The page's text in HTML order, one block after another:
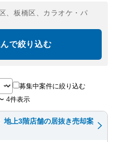
、板橋区、カラオケ・パ
で絞り込む
募集中案件に絞り込む
4件表示
地上3階店舗の居抜き売却案